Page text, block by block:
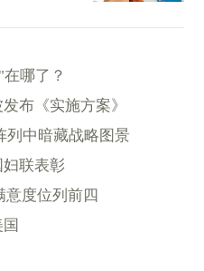
哪了？
布《实施方案》
列中暗藏战略图景
联表彰
意度位列前四